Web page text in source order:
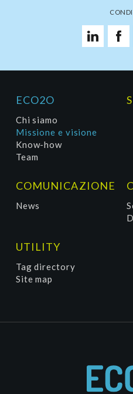
ECO2O
Chi siamo
Missione e visione
Know-how
Team
COMUNICAZIONE
News
UTILITY
Tag directory
Site map